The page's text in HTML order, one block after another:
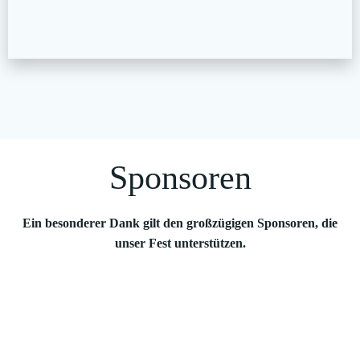
Sponsoren
Ein besonderer Dank gilt den großzügigen Sponsoren, die
unser Fest unterstützen.